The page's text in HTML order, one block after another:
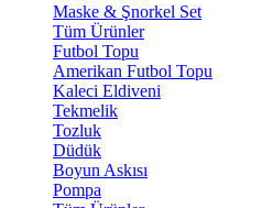
Maske & Şnorkel Set
Tüm Ürünler
Futbol Topu
Amerikan Futbol Topu
Kaleci Eldiveni
Tekmelik
Tozluk
Düdük
Boyun Askısı
Pompa